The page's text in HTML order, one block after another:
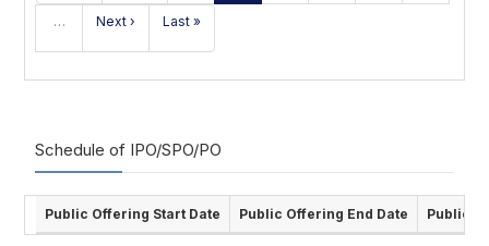
… Next › Last »
Schedule of IPO/SPO/PO
Public Offering Start Date Public Offering End Date Public